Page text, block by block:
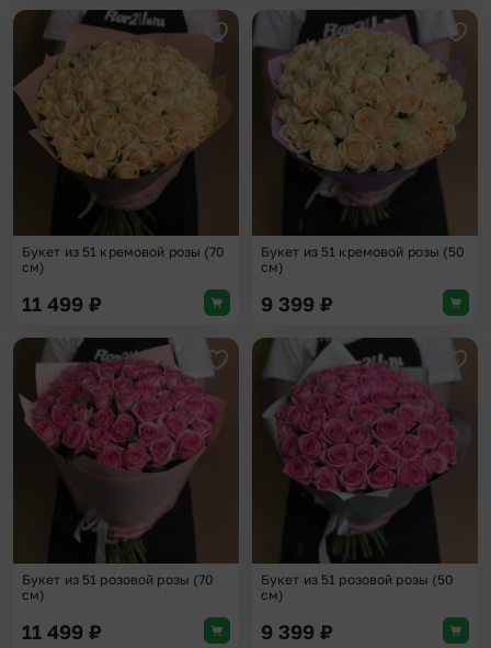
Добавить в избранное
Букет из 51 кремовой розы (70
см)
11 499 ₽
Букет из 51 кремовой розы (50
см)
9 399 ₽
Добавить в избранное
Букет из 51 розовой розы (70
см)
11 499 ₽
Букет из 51 розовой розы (50
см)
9 399 ₽